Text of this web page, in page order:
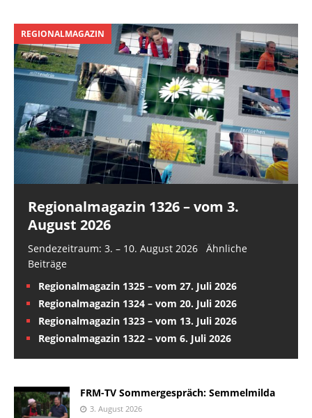
REGIONALMAGAZIN
Regionalmagazin 1326 – vom 3.
August 2026
Sendezeitraum: 3. – 10. August 2026 Ähnliche
Beiträge
Regionalmagazin 1325 – vom 27. Juli 2026
Regionalmagazin 1324 – vom 20. Juli 2026
Regionalmagazin 1323 – vom 13. Juli 2026
Regionalmagazin 1322 – vom 6. Juli 2026
FRM-TV Sommergespräch: Semmelmilda
3. August 2026